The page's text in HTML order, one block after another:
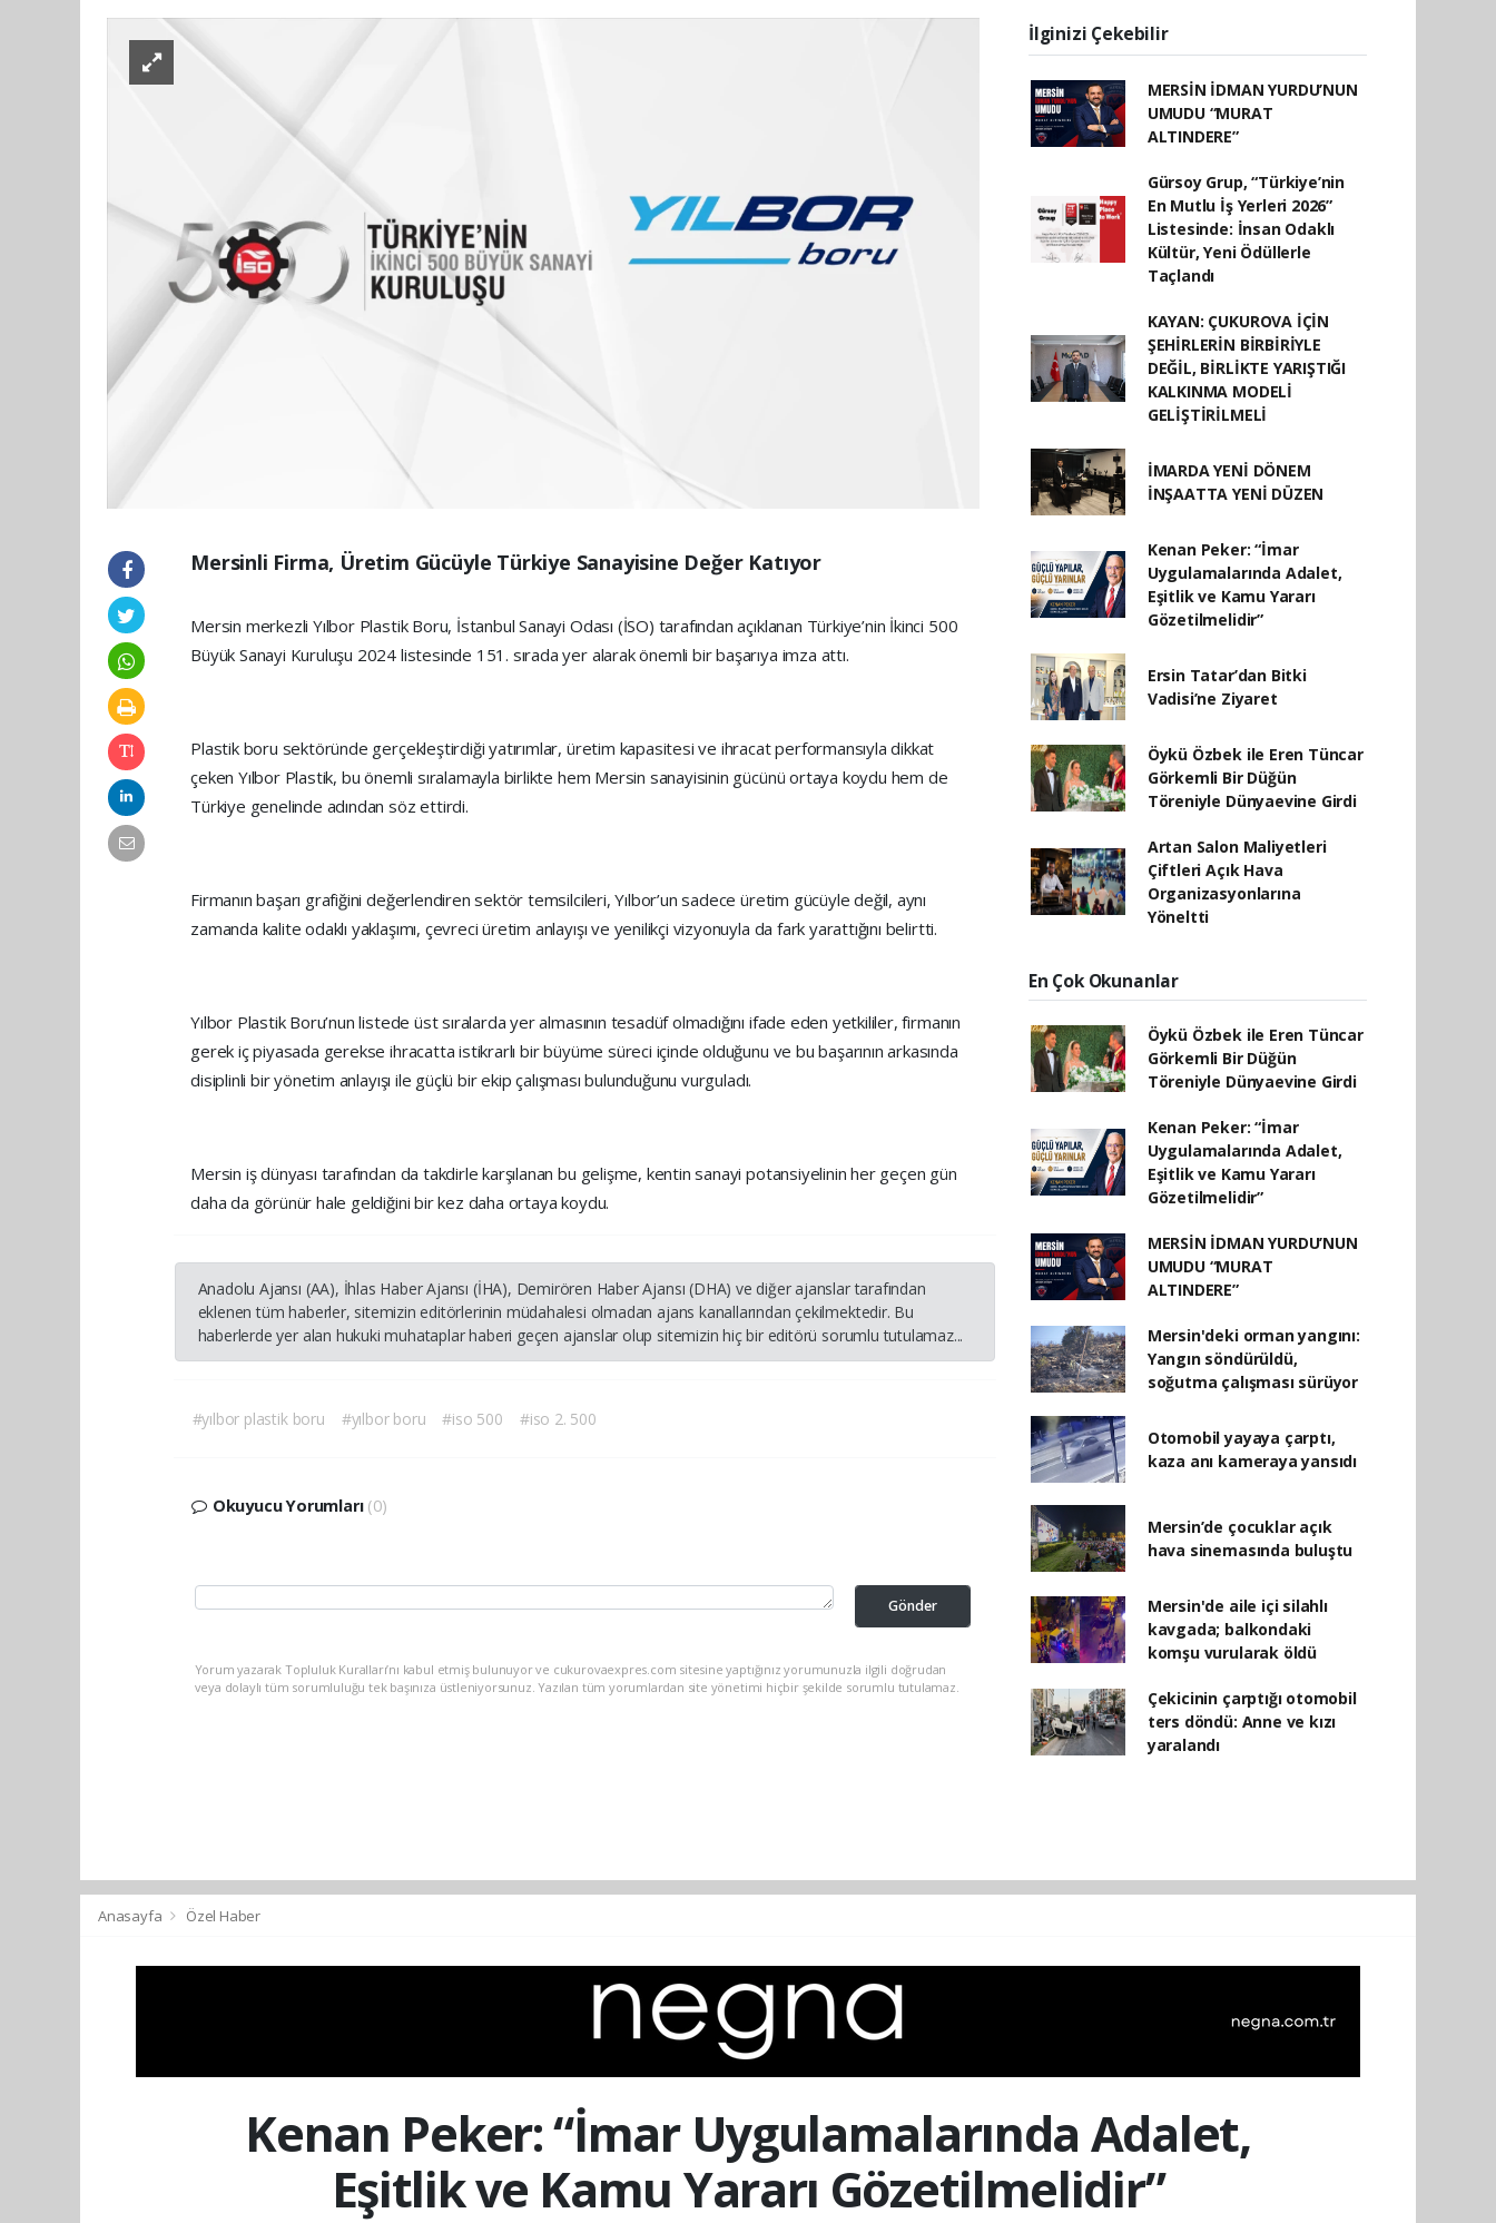
Mersinli Firma, Üretim Gücüyle Türkiye Sanayisine Değer Katıyor
Mersin merkezli Yılbor Plastik Boru, İstanbul Sanayi Odası (İSO) tarafından açıklanan Türkiye’nin İkinci 500
Büyük Sanayi Kuruluşu 2024 listesinde 151. sırada yer alarak önemli bir başarıya imza attı.
Plastik boru sektöründe gerçekleştirdiği yatırımlar, üretim kapasitesi ve ihracat performansıyla dikkat
çeken Yılbor Plastik, bu önemli sıralamayla birlikte hem Mersin sanayisinin gücünü ortaya koydu hem de
Türkiye genelinde adından söz ettirdi.
Firmanın başarı grafiğini değerlendiren sektör temsilcileri, Yılbor’un sadece üretim gücüyle değil, aynı
zamanda kalite odaklı yaklaşımı, çevreci üretim anlayışı ve yenilikçi vizyonuyla da fark yarattığını belirtti.
Yılbor Plastik Boru’nun listede üst sıralarda yer almasının tesadüf olmadığını ifade eden yetkililer, firmanın
gerek iç piyasada gerekse ihracatta istikrarlı bir büyüme süreci içinde olduğunu ve bu başarının arkasında
disiplinli bir yönetim anlayışı ile güçlü bir ekip çalışması bulunduğunu vurguladı.
Mersin iş dünyası tarafından da takdirle karşılanan bu gelişme, kentin sanayi potansiyelinin her geçen gün
daha da görünür hale geldiğini bir kez daha ortaya koydu.
Anadolu Ajansı (AA), İhlas Haber Ajansı (İHA), Demirören Haber Ajansı (DHA) ve diğer ajanslar tarafından
eklenen tüm haberler, sitemizin editörlerinin müdahalesi olmadan ajans kanallarından çekilmektedir. Bu
haberlerde yer alan hukuki muhataplar haberi geçen ajanslar olup sitemizin hiç bir editörü sorumlu tutulamaz...
#yılbor plastik boru #yılbor boru #iso 500 #iso 2. 500
Okuyucu Yorumları (0)
Gönder
Yorum yazarak Topluluk Kuralları’nı kabul etmiş bulunuyor ve cukurovaexpres.com sitesine yaptığınız yorumunuzla ilgili doğrudan
veya dolaylı tüm sorumluluğu tek başınıza üstleniyorsunuz. Yazılan tüm yorumlardan site yönetimi hiçbir şekilde sorumlu tutulamaz.
İlginizi Çekebilir
MERSİN İDMAN YURDU’NUN
UMUDU “MURAT
ALTINDERE”
Gürsoy Grup, “Türkiye’nin
En Mutlu İş Yerleri 2026”
Listesinde: İnsan Odaklı
Kültür, Yeni Ödüllerle
Taçlandı
KAYAN: ÇUKUROVA İÇİN
ŞEHİRLERİN BİRBİRİYLE
DEĞİL, BİRLİKTE YARIŞTIĞI
KALKINMA MODELİ
GELİŞTİRİLMELİ
İMARDA YENİ DÖNEM
İNŞAATTA YENİ DÜZEN
Kenan Peker: “İmar
Uygulamalarında Adalet,
Eşitlik ve Kamu Yararı
Gözetilmelidir”
Ersin Tatar’dan Bitki
Vadisi’ne Ziyaret
Öykü Özbek ile Eren Tüncar
Görkemli Bir Düğün
Töreniyle Dünyaevine Girdi
Artan Salon Maliyetleri
Çiftleri Açık Hava
Organizasyonlarına
Yöneltti
En Çok Okunanlar
Öykü Özbek ile Eren Tüncar
Görkemli Bir Düğün
Töreniyle Dünyaevine Girdi
Kenan Peker: “İmar
Uygulamalarında Adalet,
Eşitlik ve Kamu Yararı
Gözetilmelidir”
MERSİN İDMAN YURDU’NUN
UMUDU “MURAT
ALTINDERE”
Mersin'deki orman yangını:
Yangın söndürüldü,
soğutma çalışması sürüyor
Otomobil yayaya çarptı,
kaza anı kameraya yansıdı
Mersin’de çocuklar açık
hava sinemasında buluştu
Mersin'de aile içi silahlı
kavgada; balkondaki
komşu vurularak öldü
Çekicinin çarptığı otomobil
ters döndü: Anne ve kızı
yaralandı
Anasayfa Özel Haber
Kenan Peker: “İmar Uygulamalarında Adalet,
Eşitlik ve Kamu Yararı Gözetilmelidir”